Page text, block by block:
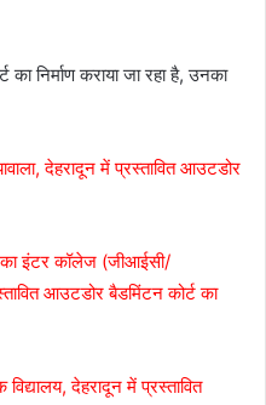
का निर्माण कराया जा रहा है, उनका
देहरादून में प्रस्तावित आउटडोर
इंटर कॉलेज (जीआईसी/
आउटडोर बैडमिंटन कोर्ट का
देहरादून में प्रस्तावित